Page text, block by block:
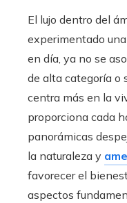
El lujo dentro del
experimentado
en día, ya no se
de alta categoría o
centra más en la
proporciona cada
panorámicas
la naturaleza y
favorecer el
aspectos